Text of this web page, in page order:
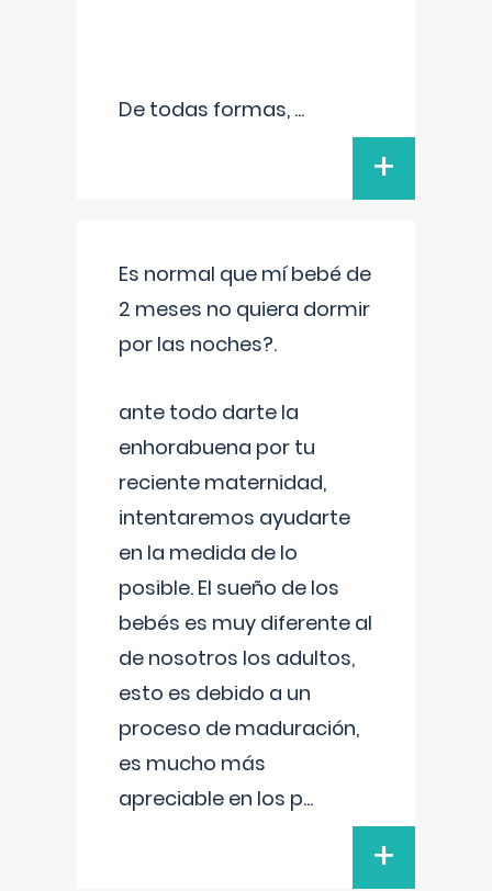
De todas formas, ...
+
Es normal que mí bebé de
2 meses no quiera dormir
por las noches?.
ante todo darte la
enhorabuena por tu
reciente maternidad,
intentaremos ayudarte
en la medida de lo
posible. El sueño de los
bebés es muy diferente al
de nosotros los adultos,
esto es debido a un
proceso de maduración,
es mucho más
apreciable en los p...
+